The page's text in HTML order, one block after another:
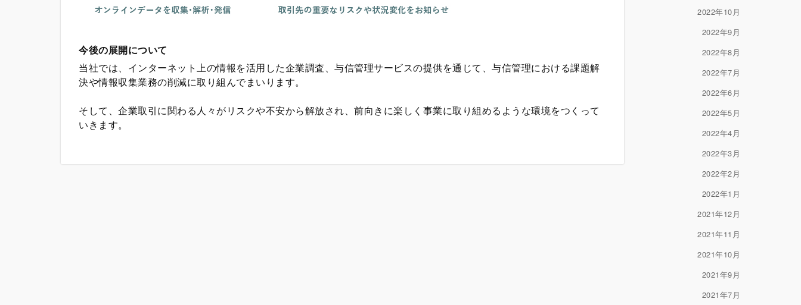
今後の展開について
当社では、インターネット上の情報を活用した企業調査、与信管理サービスの提供を通じて、与信管理における課題解
決や情報収集業務の削減に取り組んでまいります。
そして、企業取引に関わる人々がリスクや不安から解放され、前向きに楽しく事業に取り組めるような環境をつくって
いきます。
2022年10月
2022年9月
2022年8月
2022年7月
2022年6月
2022年5月
2022年4月
2022年3月
2022年2月
2022年1月
2021年12月
2021年11月
2021年10月
2021年9月
2021年7月